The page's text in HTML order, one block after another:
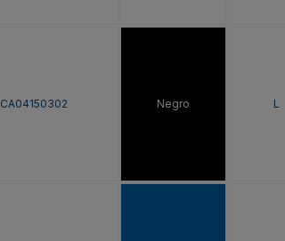
CA04150302 Negro L